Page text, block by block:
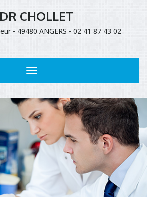
DR CHOLLET
6 avenue pasteur - 49480 ANGERS - 02 41 87 43 02
Toggle
navigation